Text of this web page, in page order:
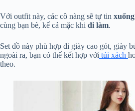
Với outfit này, các cô nàng sẽ tự tin
cùng bạn bè, kể cả mặc khi đi làm.
Set đồ này phù hợp đi giày cao gót, giày
ngoài ra, bạn có thể kết hợp với túi xách
theo.